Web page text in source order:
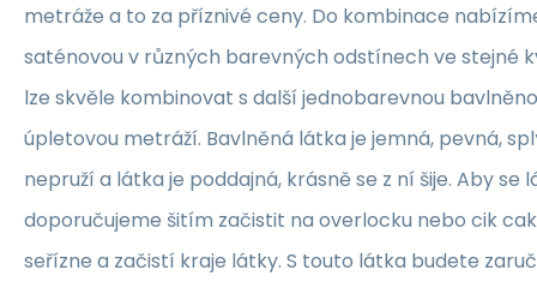
metráže a to za příznivé ceny. Do kombinace
saténovou v různých barevných odstínech ve stejné
lze skvěle kombinovat s další jednobarevnou
úpletovou metráží. Bavlněná látka je jemná, pevná,
nepruží a látka je poddajná, krásně se z ní šije. Aby se
doporučujeme šitím začistit na overlocku nebo cik
seřízne a začistí kraje látky. S touto látka budete